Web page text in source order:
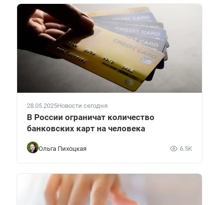
28.05.2025Новости сегодня
В России ограничат количество
банковских карт на человека
Ольга Пихоцкая 6.5K